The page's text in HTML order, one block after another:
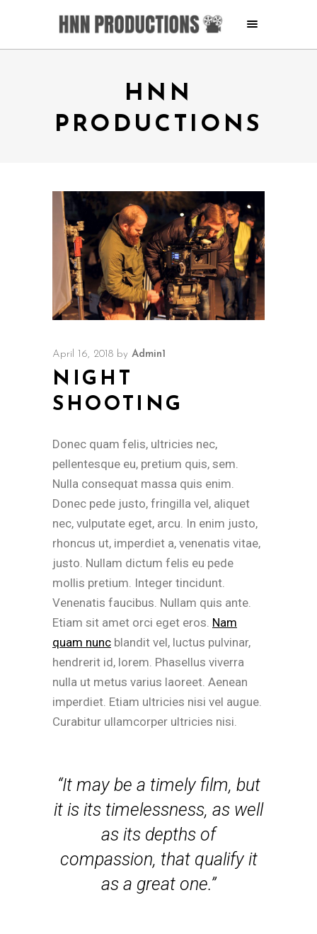
HNN
PRODUCTIONS
April 16, 2018 by Admin1
NIGHT
SHOOTING
Donec quam felis, ultricies nec,
pellentesque eu, pretium quis, sem.
Nulla consequat massa quis enim.
Donec pede justo, fringilla vel, aliquet
nec, vulputate eget, arcu. In enim justo,
rhoncus ut, imperdiet a, venenatis vitae,
justo. Nullam dictum felis eu pede
mollis pretium. Integer tincidunt.
Venenatis faucibus. Nullam quis ante.
Etiam sit amet orci eget eros. Nam
quam nunc blandit vel, luctus pulvinar,
hendrerit id, lorem. Phasellus viverra
nulla ut metus varius laoreet. Aenean
imperdiet. Etiam ultricies nisi vel augue.
Curabitur ullamcorper ultricies nisi.
“It may be a timely film, but
it is its timelessness, as well
as its depths of
compassion, that qualify it
as a great one.”